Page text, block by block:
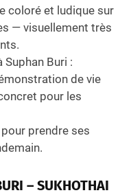
coloré et ludique sur
— visuellement très
Suphan Buri :
de vie
pour les
prendre ses
– SUKHOTHAI